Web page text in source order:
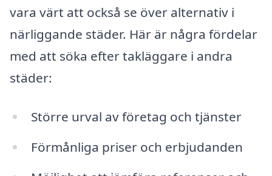
vara värt att också se över alternativ i
närliggande städer. Här är några fördelar
med att söka efter takläggare i andra
städer:
Större urval av företag och tjänster
Förmånliga priser och erbjudanden